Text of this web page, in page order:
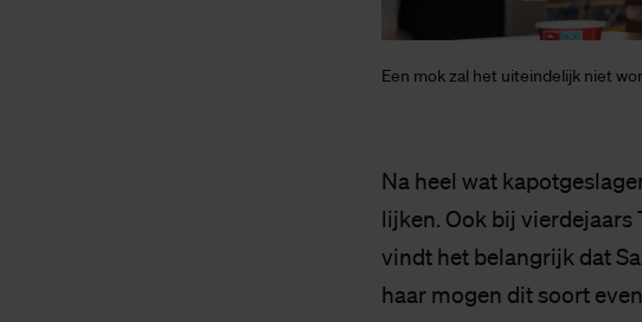
Een mok zal het uiteindelijk niet
Na heel wat
lijken. Ook bij
vindt het belangrijk dat
haar mogen dit soort